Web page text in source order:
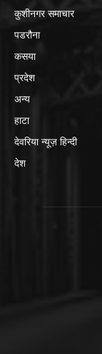
कुशीनगर समाचार
पडरौना
कसया
प्रदेश
अन्य
हाटा
देवरिया न्यूज़ हिन्दी
देश